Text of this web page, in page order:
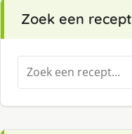
Zoek een recept
Zoeken
naar: